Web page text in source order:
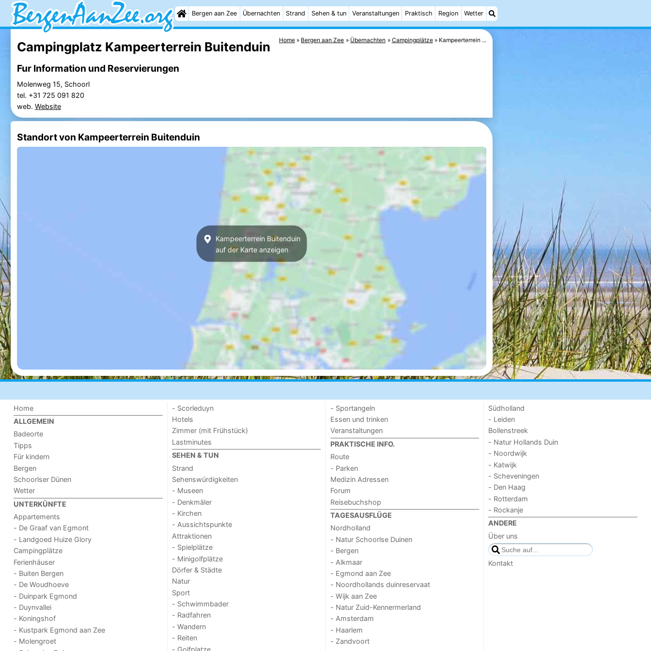
Bergen aan Zee Übernachten Strand Sehen & tun Veranstaltungen Praktisch Region Wetter
Home Bergen aan Zee Übernachten Campingplätze Kampeerterrein ...
Campingplatz Kampeerterrein Buitenduin
Fur Information und Reservierungen
Molenweg 15, Schoorl
tel. +31 725 091 820
web. Website
Standort von Kampeerterrein Buitenduin
Kampeerterrein Buitenduin
auf der Karte anzeigen
Home
ALLGEMEIN
Badeorte
Tipps
Für kindern
Bergen
Schoorlser Dünen
Wetter
UNTERKÜNFTE
Appartements
- De Graaf van Egmont
- Landgoed Huize Glory
Campingplätze
Ferienhäuser
- Buiten Bergen
- De Woudhoeve
- Duinpark Egmond
- Duynvallei
- Koningshof
- Kustpark Egmond aan Zee
- Molengroet
- Scorleduyn
Hotels
Zimmer (mit Frühstück)
Lastminutes
SEHEN & TUN
Strand
Sehenswürdigkeiten
- Museen
- Denkmäler
- Kirchen
- Aussichtspunkte
Attraktionen
- Spielplätze
- Minigolfplätze
Dörfer & Städte
Natur
Sport
- Schwimmbader
- Radfahren
- Wandern
- Reiten
- Golfplatze
- Sportangeln
Essen und trinken
Veranstaltungen
PRAKTISCHE INFO.
Route
- Parken
Medizin Adressen
Forum
Reisebuchshop
TAGESAUSFLÜGE
Nordholland
- Natur Schoorlse Duinen
- Bergen
- Alkmaar
- Egmond aan Zee
- Noordhollands duinreservaat
- Wijk aan Zee
- Natur Zuid-Kennermerland
- Amsterdam
- Haarlem
- Zandvoort
Südholland
- Leiden
Bollenstreek
- Natur Hollands Duin
- Noordwijk
- Katwijk
- Scheveningen
- Den Haag
- Rotterdam
- Rockanje
ANDERE
Über uns
Kontakt